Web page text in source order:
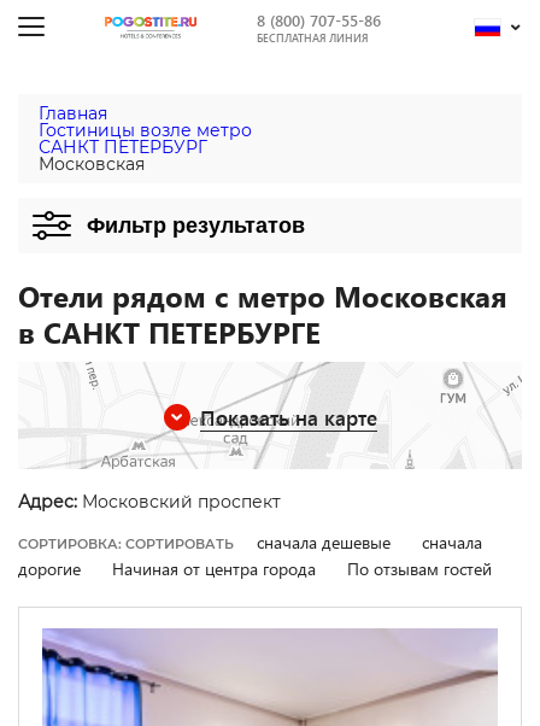
8 (800) 707-55-86
БЕСПЛАТНАЯ ЛИНИЯ
Главная
Гостиницы возле метро
САНКТ ПЕТЕРБУРГ
Московская
Фильтр результатов
Отели рядом с метро Московская
в САНКТ ПЕТЕРБУРГЕ
Показать на карте
Адрес: Московский проспект
СОРТИРОВКА: СОРТИРОВАТЬ сначала дешевые
сначала
дорогие
Начиная от центра города По отзывам гостей